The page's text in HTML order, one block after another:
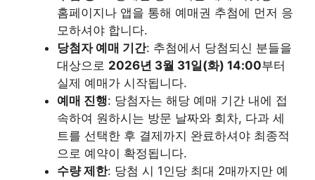
홈페이지나 앱을 통해 예매권 추첨에 먼저 응
모하셔야 합니다.
당첨자 예매 기간: 추첨에서 당첨되신 분들을
대상으로 2026년 3월 31일(화) 14:00부터
실제 예매가 시작됩니다.
예매 진행: 당첨자는 해당 예매 기간 내에 접
속하여 원하시는 방문 날짜와 회차, 다과 세
트를 선택한 후 결제까지 완료하셔야 최종적
으로 예약이 확정됩니다.
수량 제한: 당첨 시 1인당 최대 2매까지만 예